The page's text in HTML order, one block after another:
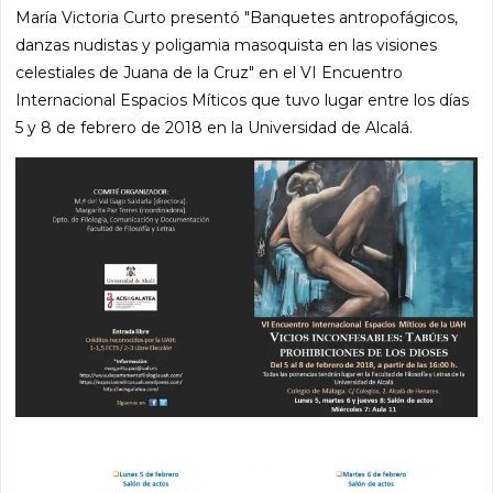
María Victoria Curto presentó "Banquetes antropofágicos,
danzas nudistas y poligamia masoquista en las visiones
celestiales de Juana de la Cruz" en el VI Encuentro
Internacional Espacios Míticos que tuvo lugar entre los días
5 y 8 de febrero de 2018 en la Universidad de Alcalá.